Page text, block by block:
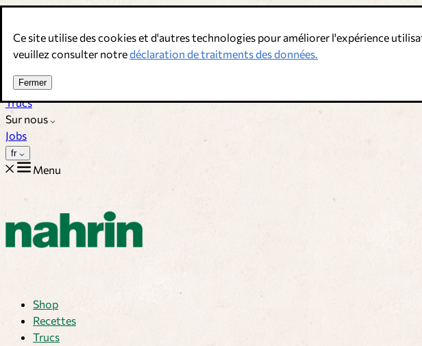
Ce site utilise des cookies et d'autres technologies pour améliorer l'expérience
veuillez consulter notredéclaration de traitments des données.
Fermer
Bouillons, épices & compléments alimentaires. Qualité suisse.
Recettes
Trucs
Sur nous
Jobs
fr
Menu
Shop
Recettes
Trucs